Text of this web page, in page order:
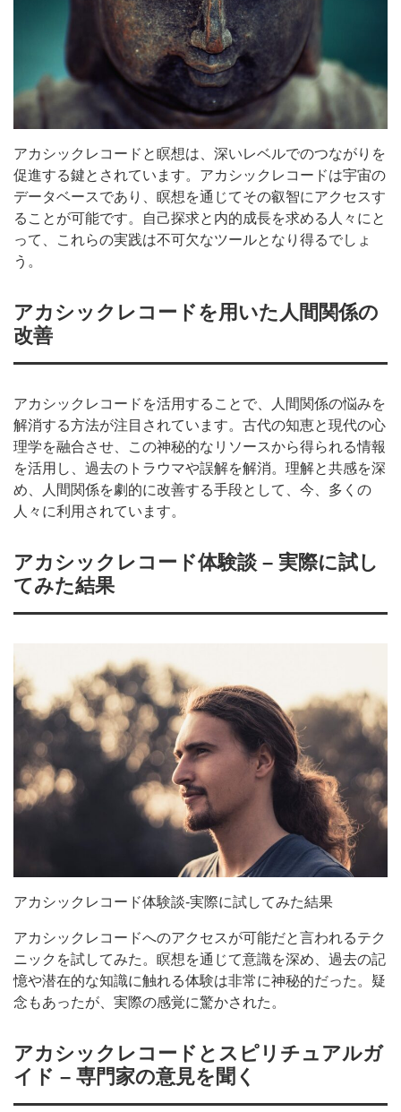
アカシックレコードと瞑想は、深いレベルでのつながりを
促進する鍵とされています。アカシックレコードは宇宙の
データベースであり、瞑想を通じてその叡智にアクセスす
ることが可能です。自己探求と内的成長を求める人々にと
って、これらの実践は不可欠なツールとなり得るでしょ
う。
アカシックレコードを用いた人間関係の
改善
アカシックレコードを活用することで、人間関係の悩みを
解消する方法が注目されています。古代の知恵と現代の心
理学を融合させ、この神秘的なリソースから得られる情報
を活用し、過去のトラウマや誤解を解消。理解と共感を深
め、人間関係を劇的に改善する手段として、今、多くの
人々に利用されています。
アカシックレコード体験談 – 実際に試し
てみた結果
アカシックレコード体験談-実際に試してみた結果
アカシックレコードへのアクセスが可能だと言われるテク
ニックを試してみた。瞑想を通じて意識を深め、過去の記
憶や潜在的な知識に触れる体験は非常に神秘的だった。疑
念もあったが、実際の感覚に驚かされた。
アカシックレコードとスピリチュアルガ
イド – 専門家の意見を聞く